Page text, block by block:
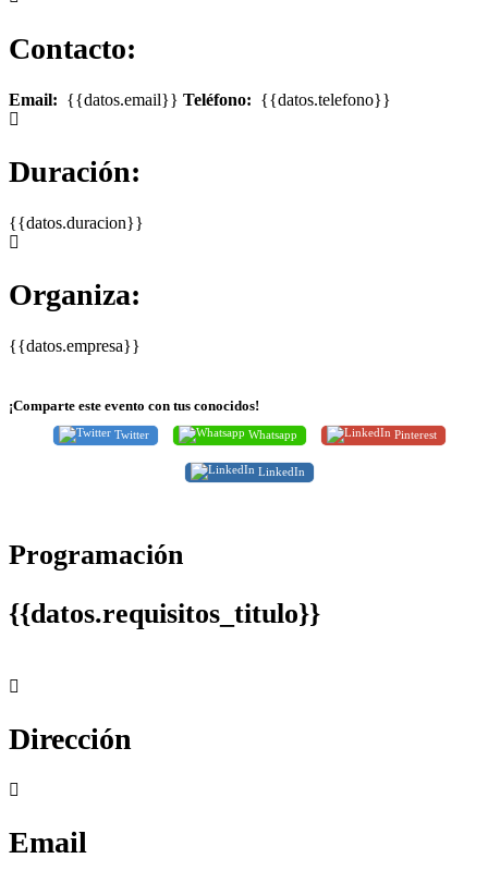
Contacto:
Email: {{datos.email}} Teléfono: {{datos.telefono}}
Duración:
{{datos.duracion}}
Organiza:
{{datos.empresa}}
¡Comparte este evento con tus conocidos!
Twitter Whatsapp Pinterest
LinkedIn
Programación
{{datos.requisitos_titulo}}
Dirección
Email